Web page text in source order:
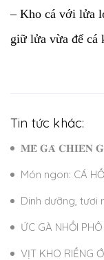
– Kho cá với lửa
giữ lửa vừa để cá
Tin tức khác:
𝐌𝐄̂̀ 𝐆𝐀̀ 𝐂𝐇𝐈𝐄̂𝐍
Món ngon: CÁ
Dinh dưỡng, tươi
ỨC GÀ NHỒI
VỊT KHO RIỀNG